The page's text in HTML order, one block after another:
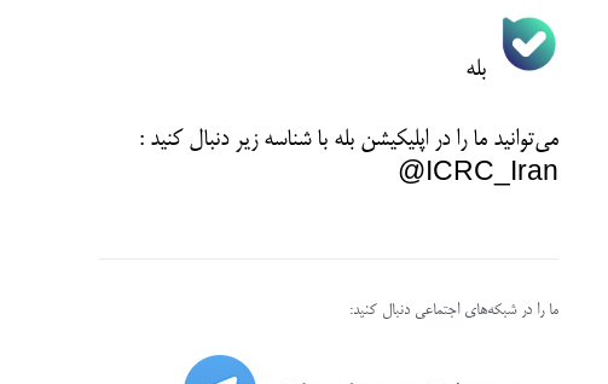
بله
می‌توانید ما را در اپلیکیشن بله با شناسه زیردنبال کنید :
ICRC_Iran@
ما را در شبکه‌های اجتماعی دنبال کنید: